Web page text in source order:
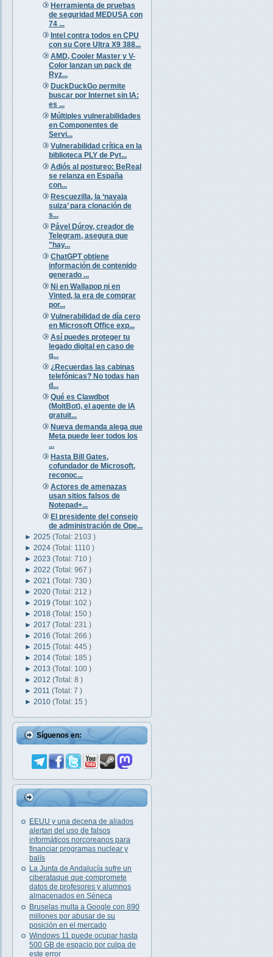
Herramienta de pruebas
de seguridad MEDUSA con
74 ...
Intel contra todos en CPU
con su Core Ultra X9 388...
AMD, Cooler Master y V-
Color lanzan un pack de
Ryz...
DuckDuckGo permite
buscar por Internet sin IA:
es ...
Múltiples vulnerabilidades
en Componentes de
Servi...
Vulnerabilidad crítica en la
biblioteca PLY de Pyt...
Adiós al postureo: BeReal
se relanza en España
con...
Rescuezilla, la ‘navaja
suiza’ para clonación de
s...
Pável Dúrov, creador de
Telegram, asegura que
"hay...
ChatGPT obtiene
información de contenido
generado ...
Ni en Wallapop ni en
Vinted, la era de comprar
por...
Vulnerabilidad de día cero
en Microsoft Office exp...
Así puedes proteger tu
legado digital en caso de
q...
¿Recuerdas las cabinas
telefónicas? No todas han
d...
Qué es Clawdbot
(MoltBot), el agente de IA
gratuit...
Nueva demanda alega que
Meta puede leer todos los
...
Hasta Bill Gates,
cofundador de Microsoft,
reconoc...
Actores de amenazas
usan sitios falsos de
Notepad+...
El presidente del consejo
de administración de Ope...
► 2025 (Total: 2103 )
► 2024 (Total: 1110 )
► 2023 (Total: 710 )
► 2022 (Total: 967 )
► 2021 (Total: 730 )
► 2020 (Total: 212 )
► 2019 (Total: 102 )
► 2018 (Total: 150 )
► 2017 (Total: 231 )
► 2016 (Total: 266 )
► 2015 (Total: 445 )
► 2014 (Total: 185 )
► 2013 (Total: 100 )
► 2012 (Total: 8 )
► 2011 (Total: 7 )
► 2010 (Total: 15 )
Síguenos en:
EEUU y una decena de aliados
alertan del uso de falsos
informáticos norcoreanos para
financiar programas nuclear y
balís
La Junta de Andalucía sufre un
ciberataque que compromete
datos de profesores y alumnos
almacenados en Séneca
Bruselas multa a Google con 890
millones por abusar de su
posición en el mercado
Windows 11 puede ocupar hasta
500 GB de espacio por culpa de
este error